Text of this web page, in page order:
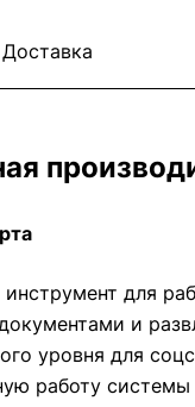
Доставка
для
и
уровня для
работу